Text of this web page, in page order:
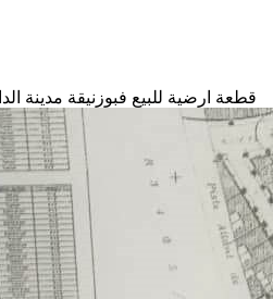
قطعة ارضية للبيع فبوزنيقة مدينة